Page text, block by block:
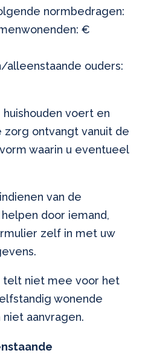
normbedragen:
€
alleenstaande ouders:
voert en
zorg ontvangt vanuit de
waarin u eventueel
van de
door iemand,
zelf in met uw
telt niet mee voor het
wonende
aanvragen.